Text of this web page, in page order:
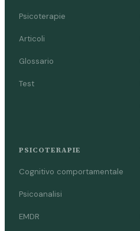
Psicoterapie
Articoli
Glossario
Test
PSICOTERAPIE
Cognitivo comportamentale
Psicoanalisi
EMDR